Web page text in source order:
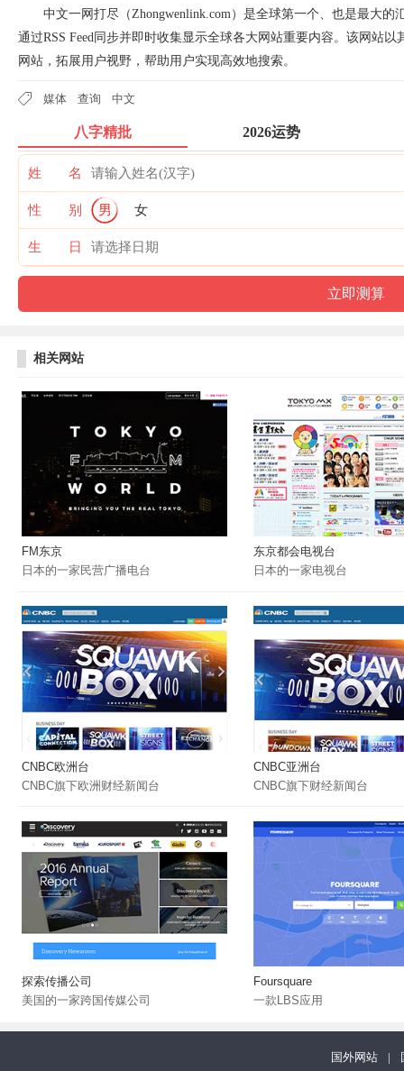
中文一网打尽（Zhongwenlink.com）是全球第一个、也是最大
通过RSS Feed同步并即时收集显示全球各大网站重要内容。该网站
网站，拓展用户视野，帮助用户实现高效地搜索。
媒体 查询 中文
八字精批 2026运势
姓 名
性 别 男 女
生 日
相关网站
FM东京
日本的一家民营广播电台
东京都会电视台
日本的一家电视台
CNBC欧洲台
CNBC旗下欧洲财经新闻台
CNBC亚洲台
CNBC旗下财经新闻台
探索传播公司
美国的一家跨国传媒公司
Foursquare
一款LBS应用
国外网站 |